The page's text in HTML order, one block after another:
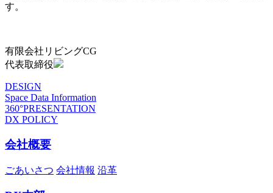
す。
有限会社リビングCG
代表取締役
DESIGN
Space Data Information
360°PRESENTATION
DX POLICY
会社概要
ごあいさつ 会社情報 沿革